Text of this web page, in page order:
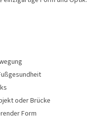
oder Brücke
Form